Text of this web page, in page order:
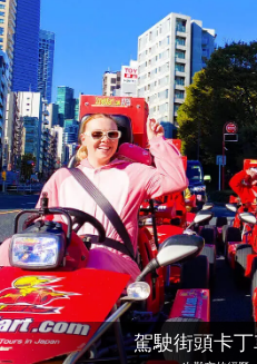
更換
東京 品川 #1
東京 秋葉原 #2
東京 澀谷附店
東京 淺草
沖繩
駕駛街頭卡